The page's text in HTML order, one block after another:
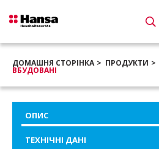
ДОМАШНЯ СТОРІНКА ПРОДУКТИ
ВБУДОВАНІ
ОПИС
ТЕХНІЧНІ ДАНІ